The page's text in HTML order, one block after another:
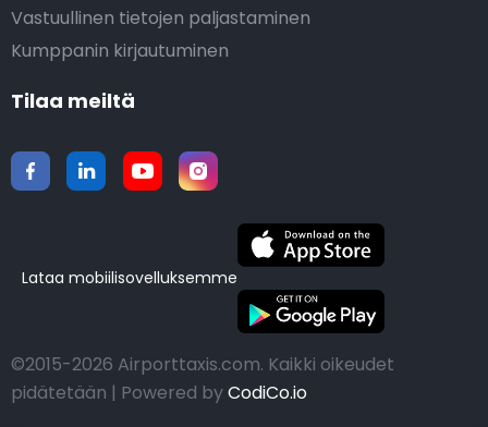
Vastuullinen tietojen paljastaminen
Kumppanin kirjautuminen
Tilaa meiltä
Lataa mobiilisovelluksemme
©2015-2026 Airporttaxis.com. Kaikki oikeudet
pidätetään | Powered byCodiCo.io